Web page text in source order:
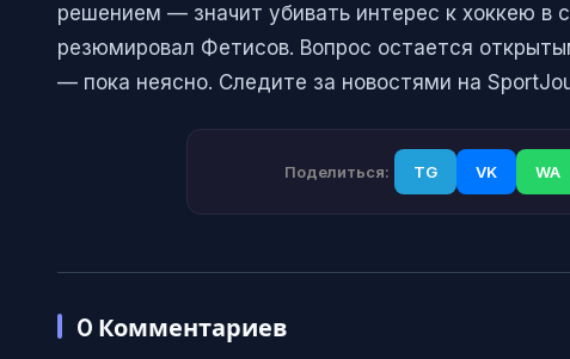
решением — значит убивать интерес к хоккею в
резюмировал Фетисов. Вопрос остается
— пока неясно. Следите за новостями на
Поделиться: TG VK WA
0 Комментариев